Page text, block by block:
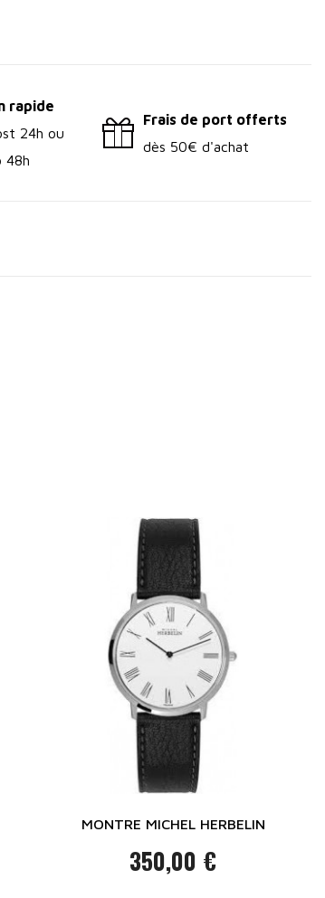
rapide
24h ou
48h
Frais de port offerts
dès 50€ d'achat
MONTRE MICHEL HERBELIN
Prix
350,00 €